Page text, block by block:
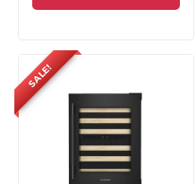
SALE!